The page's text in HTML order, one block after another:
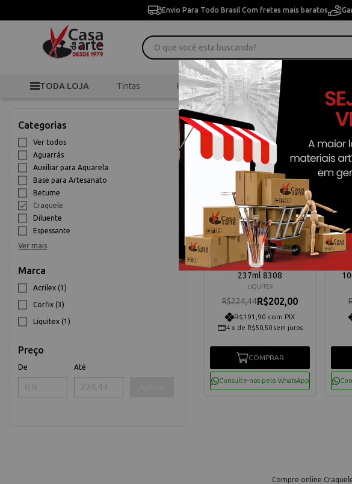
Envio Para Todo Brasil Com fretes mais baratos
TODA LOJA Tintas Pincéis Desenho
Categorias
Ver todos
Aguarrás
Auxiliar para Aquarela
Base para Artesanato
Betume
Craquele
Diluente
Espessante
Ver mais
Marca
Acrilex (1)
Corfix (3)
Liquitex (1)
Preço
De Até
Início > Auxiliares para Pintura
Craquele
9% OFF
Pasta Craqueldor Liquitex
237ml 8308
LIQUITEX
R$224,44R$202,00
R$191,90 com PIX
4 x de R$50,50 sem juros
COMPRAR
Consulte-nos pelo WhatsApp
Compre online